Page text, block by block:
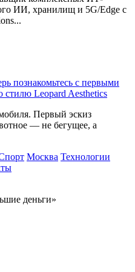
ИИ, хранилищ и 5G/Edge с
познакомьтесь с первыми
Leopard Aesthetics
Первый эскиз
— не бегущее, а
Москва Технологии
деньги»